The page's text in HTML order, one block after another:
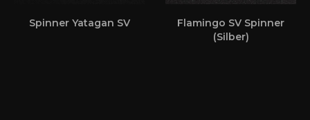
Spinner Yatagan SV
Flamingo SV Spinner
(Silber)